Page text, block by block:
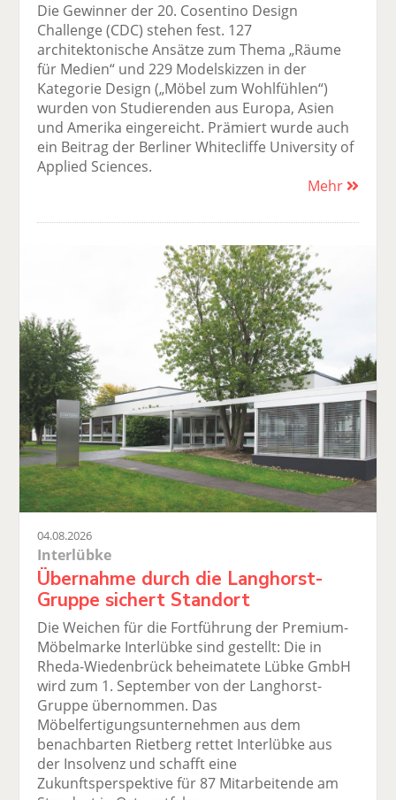
Die Gewinner der 20. Cosentino Design
Challenge (CDC) stehen fest. 127
architektonische Ansätze zum Thema „Räume
für Medien“ und 229 Modelskizzen in der
Kategorie Design („Möbel zum Wohlfühlen“)
wurden von Studierenden aus Europa, Asien
und Amerika eingereicht. Prämiert wurde auch
ein Beitrag der Berliner Whitecliffe University of
Applied Sciences.
Mehr
04.08.2026
Interlübke
Übernahme durch die Langhorst-
Gruppe sichert Standort
Die Weichen für die Fortführung der Premium-
Möbelmarke Interlübke sind gestellt: Die in
Rheda-Wiedenbrück beheimatete Lübke GmbH
wird zum 1. September von der Langhorst-
Gruppe übernommen. Das
Möbelfertigungsunternehmen aus dem
benachbarten Rietberg rettet Interlübke aus
der Insolvenz und schafft eine
Zukunftsperspektive für 87 Mitarbeitende am